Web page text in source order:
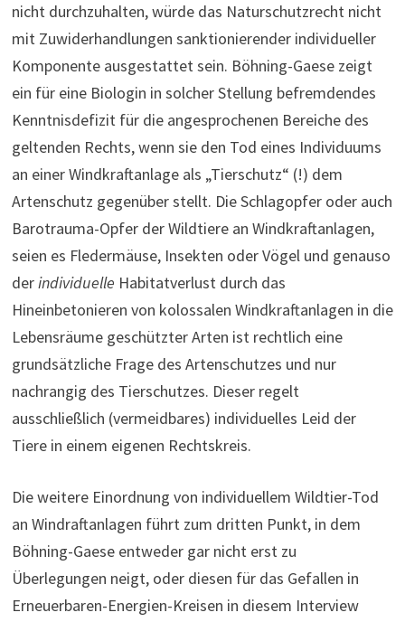
nicht durchzuhalten, würde das Naturschutzrecht nicht
mit Zuwiderhandlungen sanktionierender individueller
Komponente ausgestattet sein. Böhning-Gaese zeigt
ein für eine Biologin in solcher Stellung befremdendes
Kenntnisdefizit für die angesprochenen Bereiche des
geltenden Rechts, wenn sie den Tod eines Individuums
an einer Windkraftanlage als „Tierschutz“ (!) dem
Artenschutz gegenüber stellt. Die Schlagopfer oder auch
Barotrauma-Opfer der Wildtiere an Windkraftanlagen,
seien es Fledermäuse, Insekten oder Vögel und genauso
derindividuelle Habitatverlust durch das
Hineinbetonieren von kolossalen Windkraftanlagen in die
Lebensräume geschützter Arten ist rechtlich eine
grundsätzliche Frage des Artenschutzes und nur
nachrangig des Tierschutzes. Dieser regelt
ausschließlich (vermeidbares) individuelles Leid der
Tiere in einem eigenen Rechtskreis.
Die weitere Einordnung von individuellem Wildtier-Tod
an Windraftanlagen führt zum dritten Punkt, in dem
Böhning-Gaese entweder gar nicht erst zu
Überlegungen neigt, oder diesen für das Gefallen in
Erneuerbaren-Energien-Kreisen in diesem Interview